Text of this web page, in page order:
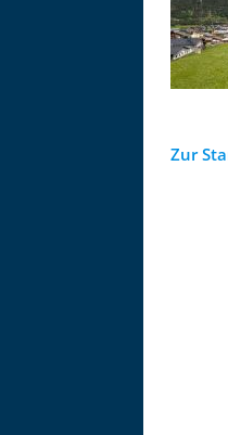
Zur